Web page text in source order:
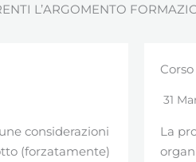
L’ARGOMENTO
Corso
31 Marzo
La